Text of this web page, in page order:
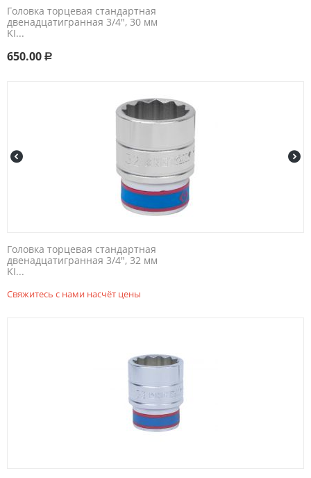
Головка торцевая стандартная
двенадцатигранная 3/4", 30 мм
KI...
650.00 Р
Головка торцевая стандартная
двенадцатигранная 3/4", 32 мм
KI...
Свяжитесь с нами насчёт цены